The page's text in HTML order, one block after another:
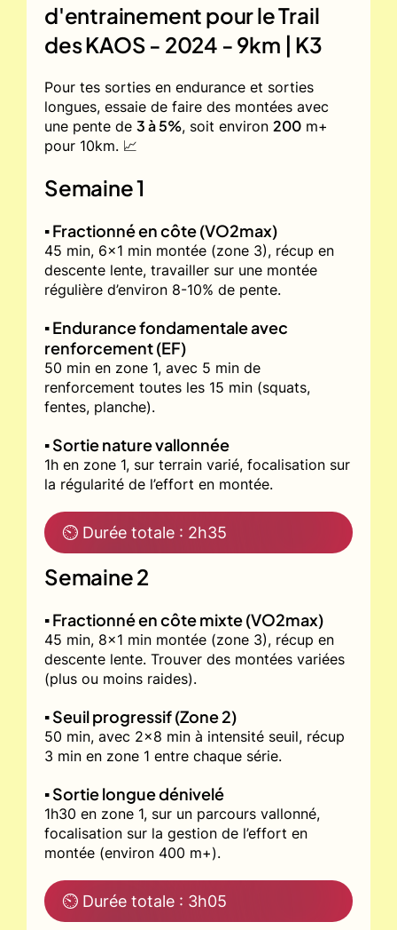
d'entrainement pour leTrail
des KAOS - 2024 - 9km | K3
Pour tes sorties en endurance et sorties
longues, essaie de faire des montées avec
une pente de 3 à 5%, soit environ 200 m+
pour 10km. 📈
Semaine 1
▪️ Fractionné en côte (VO2max)
45 min, 6x1 min montée (zone 3), récup en
descente lente, travailler sur une montée
régulière d’environ 8-10% de pente.
▪️ Endurance fondamentale avec
renforcement (EF)
50 min en zone 1, avec 5 min de
renforcement toutes les 15 min (squats,
fentes, planche).
▪️ Sortie nature vallonnée
1h en zone 1, sur terrain varié, focalisation sur
la régularité de l’effort en montée.
⏲ Durée totale : 2h35
Semaine 2
▪️ Fractionné en côte mixte (VO2max)
45 min, 8x1 min montée (zone 3), récup en
descente lente. Trouver des montées variées
(plus ou moins raides).
▪️ Seuil progressif (Zone 2)
50 min, avec 2x8 min à intensité seuil, récup
3 min en zone 1 entre chaque série.
▪️ Sortie longue dénivelé
1h30 en zone 1, sur un parcours vallonné,
focalisation sur la gestion de l’effort en
montée (environ 400 m+).
⏲ Durée totale : 3h05